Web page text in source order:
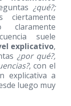
¿qué?;
claramente
suele
explicativo,
¿por qué?,
, con el
explicativa a
luego muy